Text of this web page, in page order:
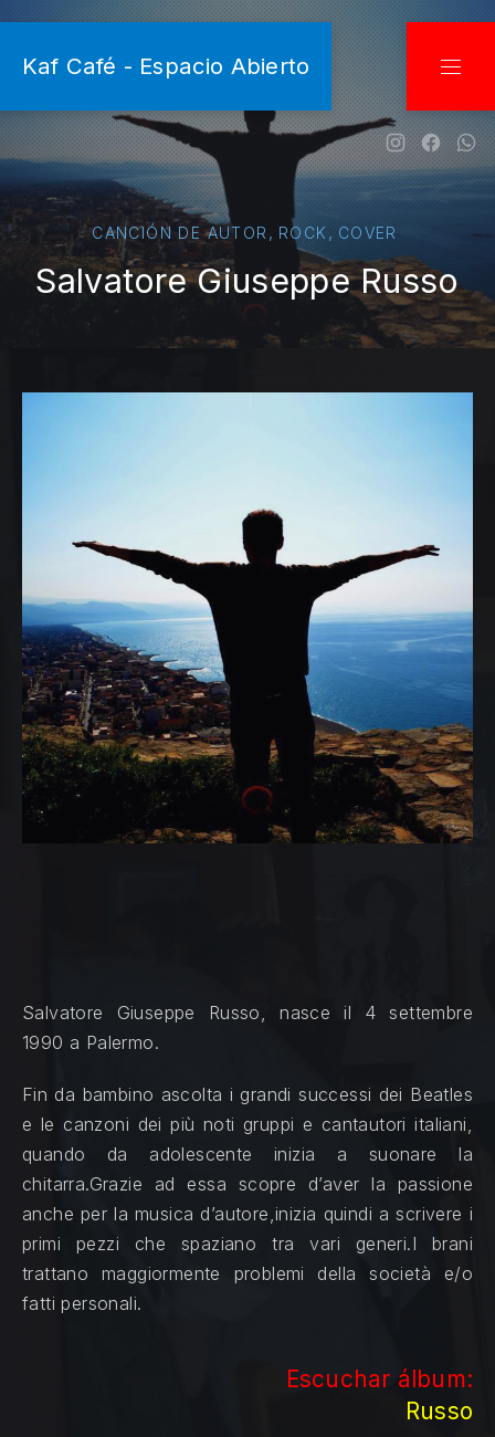
Kaf Café - Espacio Abierto
NewNew
CANCIÓN DE AUTOR , ROCK , COVER
Salvatore Giuseppe Russo
Salvatore Giuseppe Russo, nasce il 4 settembre
1990 a Palermo.
Fin da bambino ascolta i grandi successi dei Beatles
e le canzoni dei più noti gruppi e cantautori italiani,
quando da adolescente inizia a suonare la
chitarra.Grazie ad essa scopre d’aver la passione
anche per la musica d’autore,inizia quindi a scrivere i
primi pezzi che spaziano tra vari generi.I brani
trattano maggiormente problemi della società e/o
fatti personali.
Escuchar álbum:
Russo